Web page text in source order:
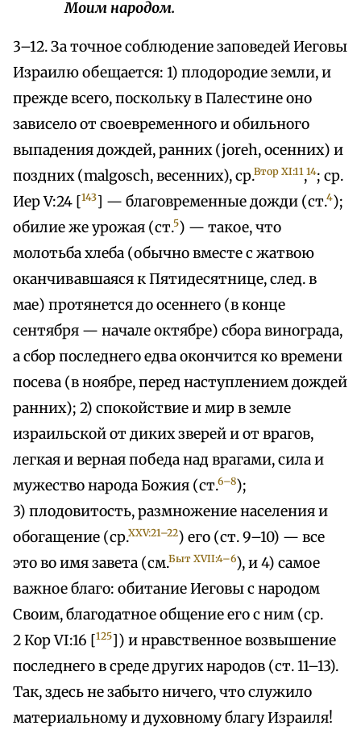
Моим народом.
3–12. За точное соблюдение заповедей Иеговы
Израилю обещается: 1) плодородие земли, и
прежде всего, поскольку в Палестине оно
зависело от своевременного и обильного
выпадения дождей, ранних (joreh, осенних) и
поздних (malgosch, весенних), ср.Втор XI:11,14; ср.
Иер V:24 [143] — благовременные дожди (ст.4);
обилие же урожая (ст.5) — такое, что
молотьба хлеба (обычно вместе с жатвою
оканчивавшаяся к Пятидесятнице, след. в
мае) протянется до осеннего (в конце
сентября — начале октябре) сбора винограда,
а сбор последнего едва окончится ко времени
посева (в ноябре, перед наступлением дождей
ранних); 2) спокойствие и мир в земле
израильской от диких зверей и от врагов,
легкая и верная победа над врагами, сила и
мужество народа Божия (ст.6–8);
3) плодовитость, размножение населения и
обогащение (ср.XXV:21–22) его (ст. 9–10) — все
это во имя завета (см.Быт XVII:4–6), и 4) самое
важное благо: обитание Иеговы с народом
Своим, благодатное общение его с ним (ср.
2 Кор VI:16 [125]) и нравственное возвышение
последнего в среде других народов (ст. 11–13).
Так, здесь не забыто ничего, что служило
материальному и духовному благу Израиля!